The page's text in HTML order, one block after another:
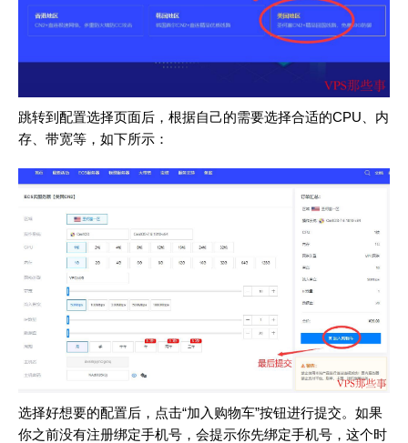
跳转到配置选择页面后，根据自己的需要选择合适的CPU、内
存、带宽等，如下所示：
选择好想要的配置后，点击“加入购物车”按钮进行提交。如果
你之前没有注册绑定手机号，会提示你先绑定手机号，这个时